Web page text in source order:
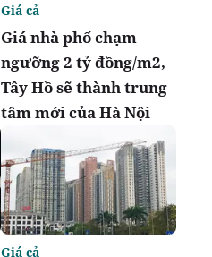
Giá nhà phố chạm
ngưỡng 2 tỷ đồng/m2,
Tây Hồ sẽ thành trung
tâm mới của Hà Nội
Giá cả
Giá cả